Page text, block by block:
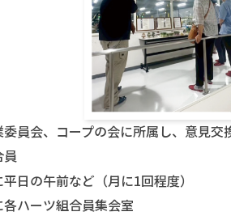
員会、コープの会に所属し、意見
日の午前など（月に1回程度）
ハーツ組合員集会室